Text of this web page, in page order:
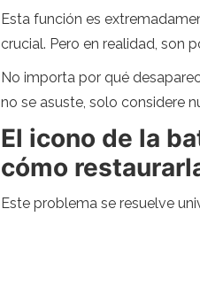
Esta función es
crucial. Pero en realidad, son
No importa por qué
no se asuste, solo considere
El icono de la
cómo
Este problema se resuelve